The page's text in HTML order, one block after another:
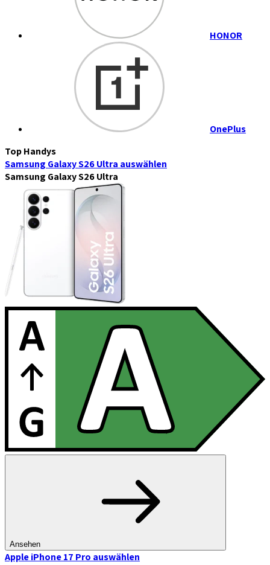
HONOR
OnePlus
Top Handys
Samsung Galaxy S26 Ultra auswählen
Samsung Galaxy S26 Ultra
Ansehen
Apple iPhone 17 Pro auswählen